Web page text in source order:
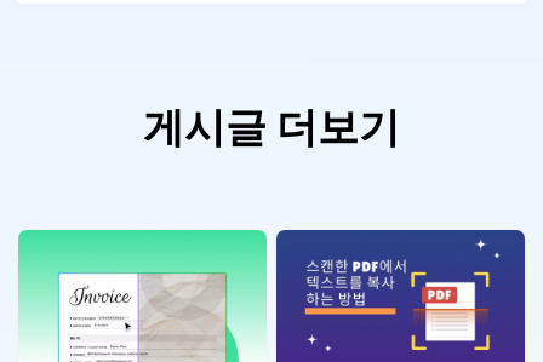
게시글 더보기